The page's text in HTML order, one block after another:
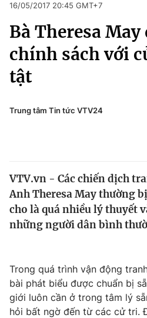
Chuyên mục
Chính trị
Thế giới
Tin tức
Câu chuyện quốc tế
Kinh tế
Thị trường
Góc doanh nghiệp
Dữ liệu và đời sống
Truyền hình
Xã hội
Pháp luật
Thể thao
16/05/2017 20:45 GMT+7
Bà Theresa
chính sách với
tật
Trung tâm Tin tức VTV24
VTV.vn - Các chiến dịch
Anh Theresa May thường
cho là quá nhiều lý thuyết
những người dân bình
Trong quá trình vận động
bài phát biểu được chuẩn bị
giới luôn cần ở trong tâm lý
hỏi bất ngờ đến từ các cử tri.